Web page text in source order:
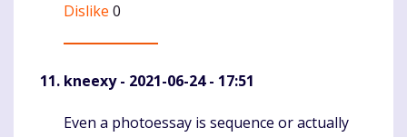
Dislike 0
kneexy- 2021-06-24 - 17:51
Komentaras
Even a photoessay is sequence or actually